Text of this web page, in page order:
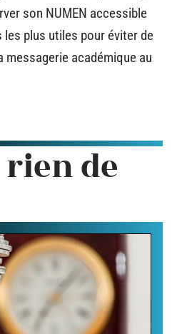
son NUMEN accessible
plus utiles pour éviter de
messagerie académique au
rien de